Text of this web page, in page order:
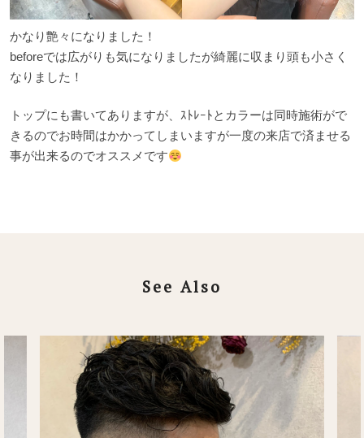
かなり艶々になりました！
beforeでは広がりも気になりましたが綺麗に収まり頭も小さく
なりました！
トップにも書いてありますが、ｽﾄﾚｰﾄとカラーは同時施術がで
きるのでお時間はかかってしまいますが一度の来店で済ませる
事が出来るのでオススメです
See Also